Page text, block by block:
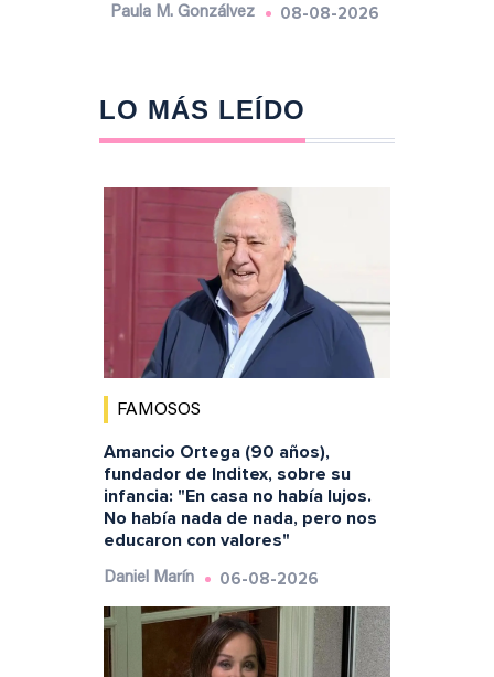
Paula M. Gonzálvez 08-08-2026
LO MÁS LEÍDO
FAMOSOS
Amancio Ortega (90 años),
fundador de Inditex, sobre su
infancia: "En casa no había lujos.
No había nada de nada, pero nos
educaron con valores"
Daniel Marín 06-08-2026